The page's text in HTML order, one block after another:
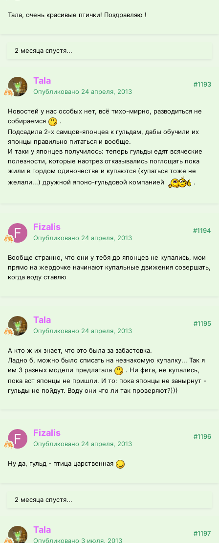
Тала, очень красивые птички! Поздравляю !
2 месяца спустя...
Tala
Опубликовано 24 апреля, 2013
#1193
Новостей у нас особых нет, всё тихо-мирно, разводиться не
собираемся
.
Подсадила 2-х самцов-японцев к гульдам, дабы обучили их
японцы правильно питаться и вообще.
И таки у японцев получилось: теперь гульды едят всяческие
полезности, которые наотрез отказывались поглощать пока
жили в гордом одиночестве и купаются (купаться тоже не
желали...) дружной японо-гульдовой компанией
.
Fizalis
Опубликовано 24 апреля, 2013
#1194
Вообще странно, что они у тебя до японцев не купались, мои
прямо на жердочке начинают купальные движения совершать,
когда воду ставлю
Tala
Опубликовано 24 апреля, 2013
#1195
А кто ж их знает, что это была за забастовка.
Ладно б, можно было списать на незнакомую купалку... Так я
им 3 разных модели предлагала
. Ни фига, не купались,
пока вот японцы не пришли. И то: пока японцы не занырнут -
гульды не пойдут. Воду они что ли так проверяют?)))
Fizalis
Опубликовано 24 апреля, 2013
#1196
Ну да, гульд - птица царственная
2 месяца спустя...
Tala
Опубликовано 3 июля, 2013
#1197